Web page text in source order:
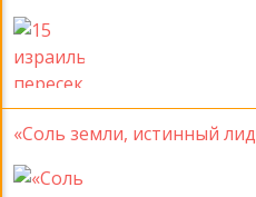
«Соль земли, истинный